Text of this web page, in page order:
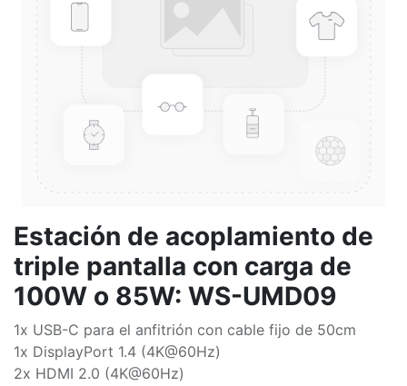
Estación de acoplamiento de
triple pantalla con carga de
100W o 85W: WS-UMD09
1x USB-C para el anfitrión con cable fijo de 50cm
1x DisplayPort 1.4 (4K@60Hz)
2x HDMI 2.0 (4K@60Hz)